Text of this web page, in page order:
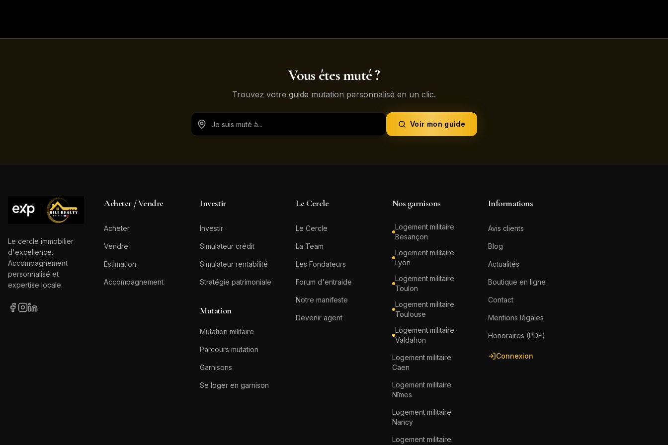
Vous êtes muté ?
Trouvez votre guide mutation personnalisé en un clic.
Voir mon guide
Le cercle immobilier
d'excellence.
Accompagnement
personnalisé et
expertise locale.
Acheter / Vendre
Acheter
Vendre
Estimation
Accompagnement
Investir
Investir
Simulateur crédit
Simulateur rentabilité
Stratégie patrimoniale
Mutation
Mutation militaire
Parcours mutation
Garnisons
Se loger en garnison
Le Cercle
Le Cercle
La Team
Les Fondateurs
Forum d'entraide
Notre manifeste
Devenir agent
Nos garnisons
Logement militaire
Besançon
Logement militaire
Lyon
Logement militaire
Toulon
Logement militaire
Toulouse
Logement militaire
Valdahon
Logement militaire
Caen
Logement militaire
Nîmes
Logement militaire
Nancy
Logement militaire
Informations
Avis clients
Blog
Actualités
Boutique en ligne
Contact
Mentions légales
Honoraires (PDF)
Connexion